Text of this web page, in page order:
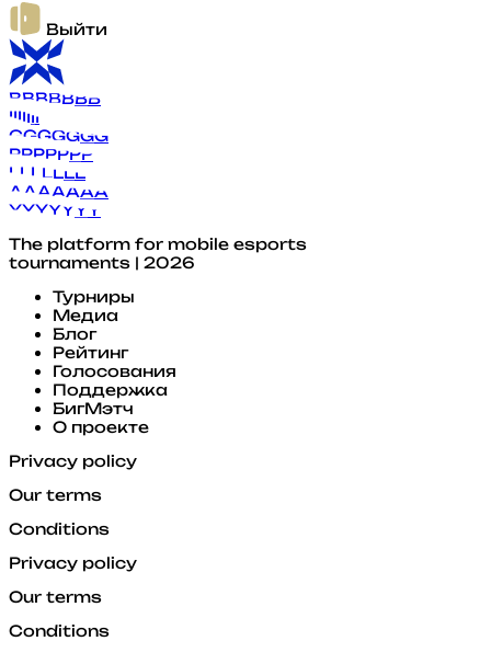
Выйти
BBBBBBB
IIIIIII
GGGGGGG
PPPPPPP
L L L LLLL
A AAAAAA
YYYYY Y Y
The platform for mobile esports
tournaments | 2026
Турниры
Медиа
Блог
Рейтинг
Голосования
Поддержка
БигМэтч
О проекте
Privacy policy
Our terms
Conditions
Privacy policy
Our terms
Conditions